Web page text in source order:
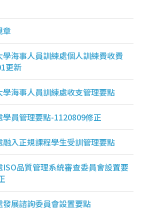
章
海事人員訓練處個人訓練費收費
更新
學海事人員訓練處收支管理要點
員管理要點-1120809修正
入正規課程學生受訓管理要點
品質管理系統審查委員會設置要
展諮詢委員會設置要點